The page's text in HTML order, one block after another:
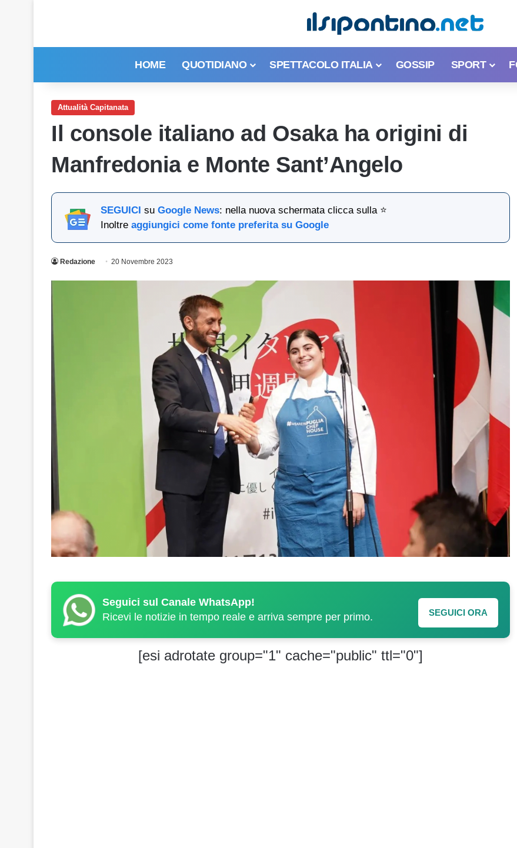
HOME QUOTIDIANO SPETTACOLO ITALIA GOSSIP SPORT
Attualità Capitanata
Il console italiano ad Osaka ha origini di
Manfredonia e Monte Sant’Angelo
SEGUICI su Google News: nella nuova schermata clicca sulla ⭐
Inoltre aggiungici come fonte preferita su Google
Redazione 20 Novembre 2023
Seguici sul Canale WhatsApp!
Ricevi le notizie in tempo reale e arriva sempre per primo.
SEGUICI ORA
[esi adrotate group="1" cache="public" ttl="0"]